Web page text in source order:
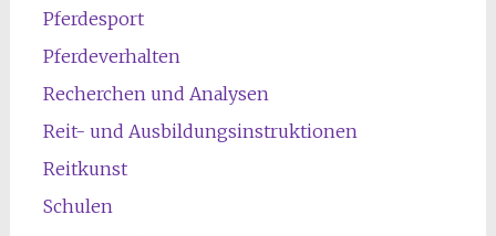
Pferdesport
Pferdeverhalten
Recherchen und Analysen
Reit- und Ausbildungsinstruktionen
Reitkunst
Schulen